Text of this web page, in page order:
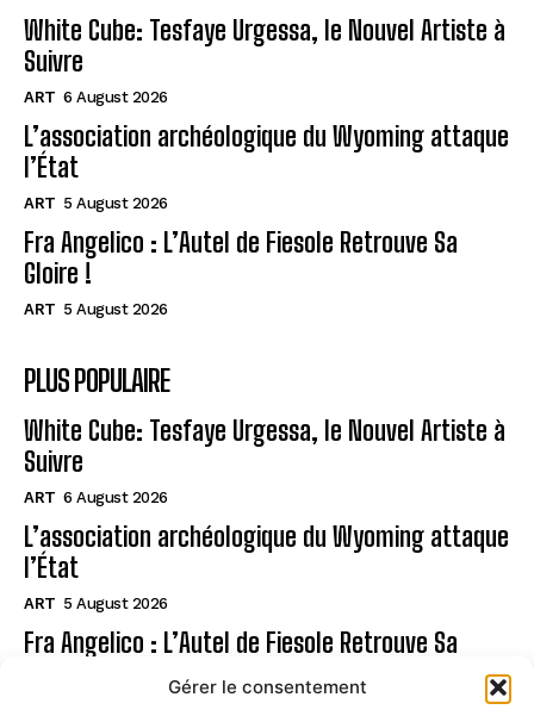
Gérer le consentement
White Cube: Tesfaye Urgessa, le Nouvel Artiste à
Suivre
ART 6 August 2026
L’association archéologique du Wyoming attaque
l’État
ART 5 August 2026
Fra Angelico : L’Autel de Fiesole Retrouve Sa
Gloire !
ART 5 August 2026
PLUS POPULAIRE
White Cube: Tesfaye Urgessa, le Nouvel Artiste à
Suivre
ART 6 August 2026
L’association archéologique du Wyoming attaque
l’État
ART 5 August 2026
Fra Angelico : L’Autel de Fiesole Retrouve Sa